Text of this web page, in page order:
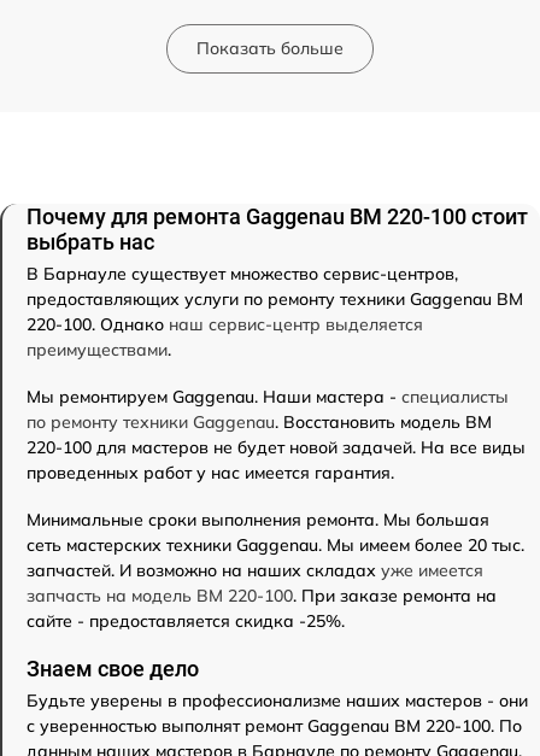
Показать больше
Почему для ремонта Gaggenau BM 220-100 стоит
выбрать нас
В Барнауле существует множество сервис-центров,
предоставляющих услуги по ремонту техники Gaggenau BM
220-100. Однако наш сервис-центр выделяется
преимуществами.
Мы ремонтируем Gaggenau. Наши мастера - специалисты
по ремонту техники Gaggenau. Восстановить модель BM
220-100 для мастеров не будет новой задачей. На все виды
проведенных работ у нас имеется гарантия.
Минимальные сроки выполнения ремонта. Мы большая
сеть мастерских техники Gaggenau. Мы имеем более 20 тыс.
запчастей. И возможно на наших складах уже имеется
запчасть на модель BM 220-100. При заказе ремонта на
сайте - предоставляется скидка -25%.
Знаем свое дело
Будьте уверены в профессионализме наших мастеров - они
с уверенностью выполнят ремонт Gaggenau BM 220-100. По
данным наших мастеров в Барнауле по ремонту Gaggenau,